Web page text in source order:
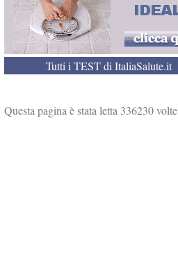
Tutti i TEST di ItaliaSalute.it
Questa pagina è stata letta 336230 volte